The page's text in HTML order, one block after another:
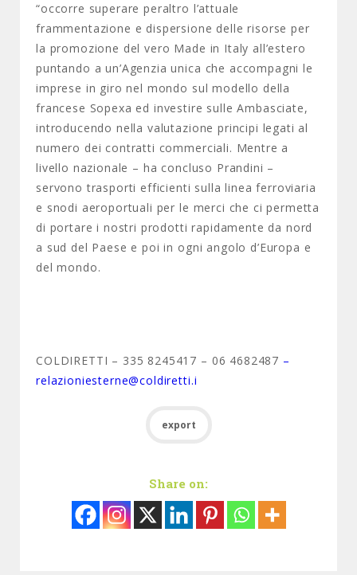
“occorre superare peraltro l’attuale
frammentazione e dispersione delle risorse per
la promozione del vero Made in Italy all’estero
puntando a un’Agenzia unica che accompagni le
imprese in giro nel mondo sul modello della
francese Sopexa ed investire sulle Ambasciate,
introducendo nella valutazione principi legati al
numero dei contratti commerciali. Mentre a
livello nazionale – ha concluso Prandini –
servono trasporti efficienti sulla linea ferroviaria
e snodi aeroportuali per le merci che ci permetta
di portare i nostri prodotti rapidamente da nord
a sud del Paese e poi in ogni angolo d’Europa e
del mondo.
COLDIRETTI – 335 8245417 – 06 4682487 –
relazioniesterne@coldiretti.i
export
Share on: